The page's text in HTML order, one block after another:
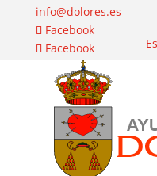
info@dolores.es
Facebook
Facebook